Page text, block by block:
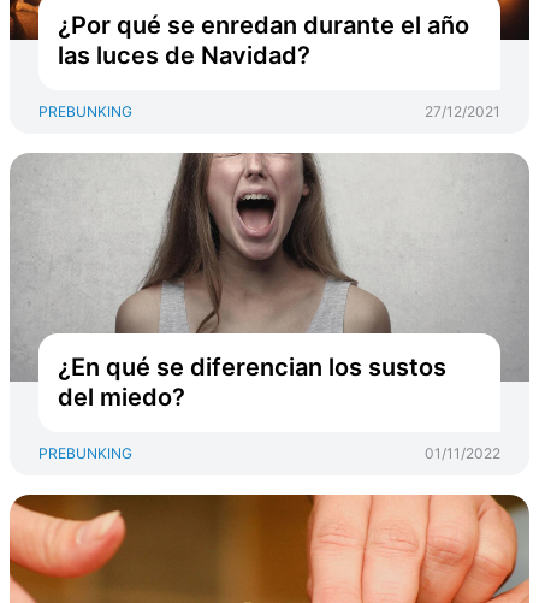
¿Por qué se enredan durante el año
las luces de Navidad?
PREBUNKING 27/12/2021
¿En qué se diferencian los sustos
del miedo?
PREBUNKING 01/11/2022